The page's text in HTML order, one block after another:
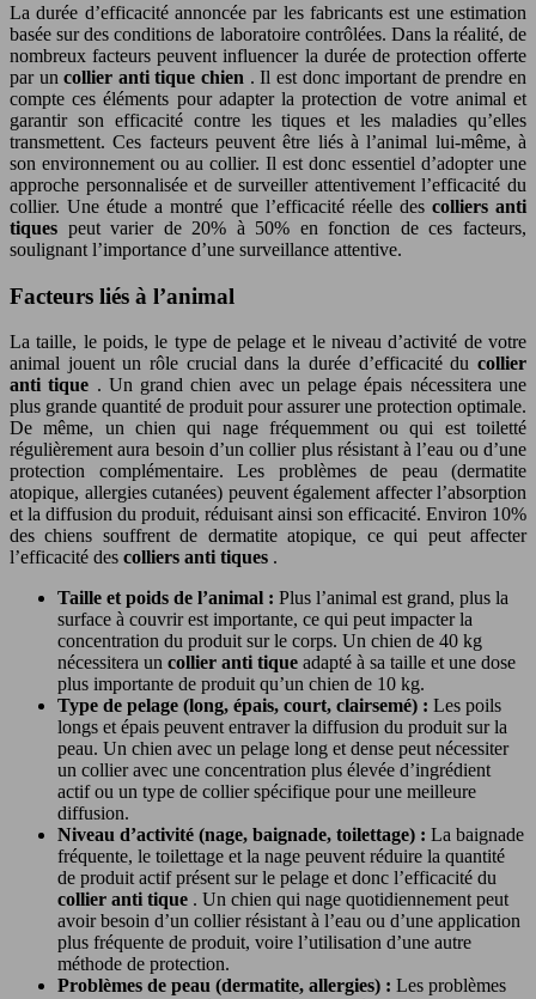
La durée d’efficacité annoncée par les fabricants est une estimation
basée sur des conditions de laboratoire contrôlées. Dans la réalité, de
nombreux facteurs peuvent influencer la durée de protection offerte
par uncollier anti tique chien . Il est donc important de prendre en
compte ces éléments pour adapter la protection de votre animal et
garantir son efficacité contre les tiques et les maladies qu’elles
transmettent. Ces facteurs peuvent être liés à l’animal lui-même, à
son environnement ou au collier. Il est donc essentiel d’adopter une
approche personnalisée et de surveiller attentivement l’efficacité du
collier. Une étude a montré que l’efficacité réelle des colliers anti
tiques peut varier de 20% à 50% en fonction de ces facteurs,
soulignant l’importance d’une surveillance attentive.
Facteurs liés à l’animal
La taille, le poids, le type de pelage et le niveau d’activité de votre
animal jouent un rôle crucial dans la durée d’efficacité du collier
anti tique . Un grand chien avec un pelage épais nécessitera une
plus grande quantité de produit pour assurer une protection optimale.
De même, un chien qui nage fréquemment ou qui est toiletté
régulièrement aura besoin d’un collier plus résistant à l’eau ou d’une
protection complémentaire. Les problèmes de peau (dermatite
atopique, allergies cutanées) peuvent également affecter l’absorption
et la diffusion du produit, réduisant ainsi son efficacité. Environ 10%
des chiens souffrent de dermatite atopique, ce qui peut affecter
l’efficacité des colliers anti tiques .
Taille et poids de l’animal : Plus l’animal est grand, plus la
surface à couvrir est importante, ce qui peut impacter la
concentration du produit sur le corps. Un chien de 40 kg
nécessitera un collier anti tique adapté à sa taille et une dose
plus importante de produit qu’un chien de 10 kg.
Type de pelage (long, épais, court, clairsemé) : Les poils
longs et épais peuvent entraver la diffusion du produit sur la
peau. Un chien avec un pelage long et dense peut nécessiter
un collier avec une concentration plus élevée d’ingrédient
actif ou un type de collier spécifique pour une meilleure
diffusion.
Niveau d’activité (nage, baignade, toilettage) : La baignade
fréquente, le toilettage et la nage peuvent réduire la quantité
de produit actif présent sur le pelage et donc l’efficacité du
collier anti tique . Un chien qui nage quotidiennement peut
avoir besoin d’un collier résistant à l’eau ou d’une application
plus fréquente de produit, voire l’utilisation d’une autre
méthode de protection.
Problèmes de peau (dermatite, allergies) : Les problèmes